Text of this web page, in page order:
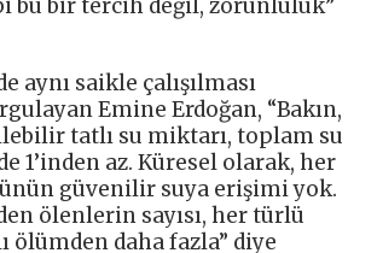
bu bir tercih değil, zorunluluk”
aynı saikle çalışılması
Emine Erdoğan, “Bakın,
tatlı su miktarı, toplam su
1’inden az. Küresel olarak, her
güvenilir suya erişimi yok.
ölenlerin sayısı, her türlü
ölümden daha fazla” diye